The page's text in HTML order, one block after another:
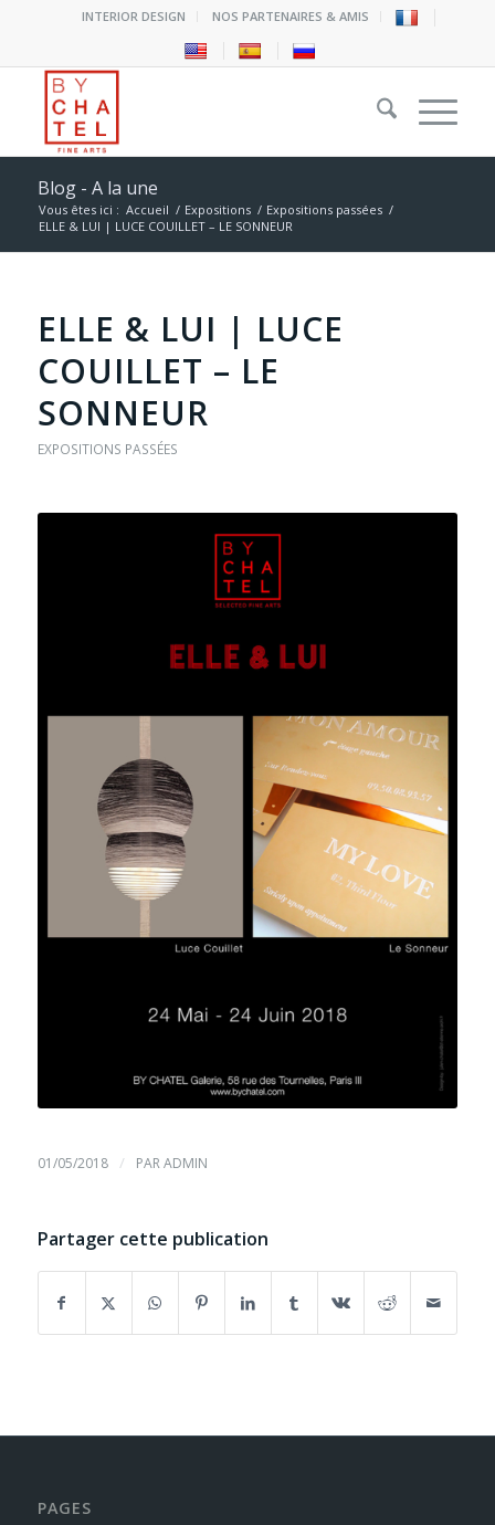
INTERIOR DESIGN NOS PARTENAIRES & AMIS
Blog - A la une
Vous êtes ici : Accueil / Expositions / Expositions passées /
ELLE & LUI | LUCE COUILLET – LE SONNEUR
ELLE & LUI | LUCE
COUILLET – LE
SONNEUR
EXPOSITIONS PASSÉES
01/05/2018 / PARADMIN
Partager cette publication
PAGES